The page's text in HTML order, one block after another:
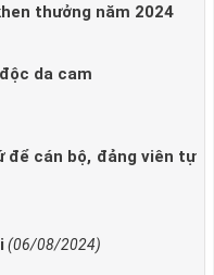
thưởng năm 2024
da cam
để cán bộ, đảng viên tự
(06/08/2024)